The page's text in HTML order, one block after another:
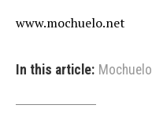
www.mochuelo.net
In this article: Mochuelo